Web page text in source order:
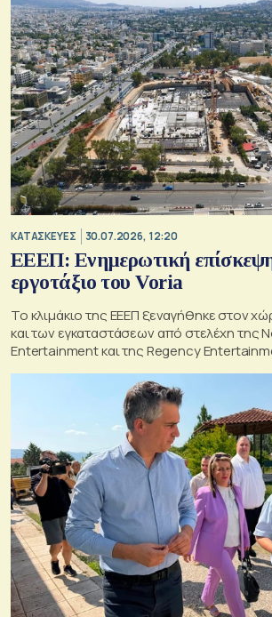
ΚΑΤΑΣΚΕΥΕΣ 30.07.2026, 12:20
ΕΕΕΠ: Ενημερωτική
εργοτάξιο του Voria
Το κλιμάκιο της ΕΕΕΠ ξεναγήθηκε στον
και των εγκαταστάσεων από στελέχη της
Entertainment και της Regency